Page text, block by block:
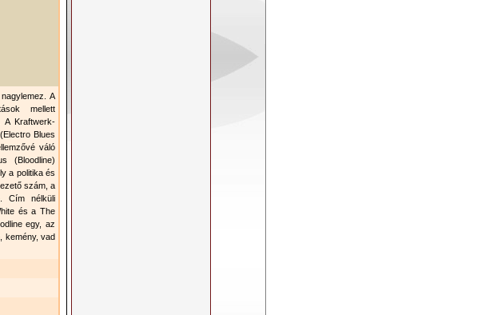
A
mellett
A Kraftwerk-
Blues
váló
(Bloodline)
a politika és
szám, a
Cím nélküli
és a The
egy, az
kemény, vad